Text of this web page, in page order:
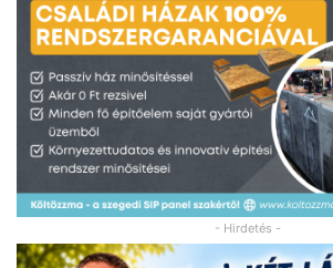
- Hirdetés -